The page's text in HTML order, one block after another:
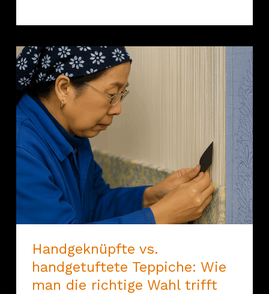
Handgeknüpfte vs.
handgetuftete Teppiche: Wie
man die richtige Wahl trifft